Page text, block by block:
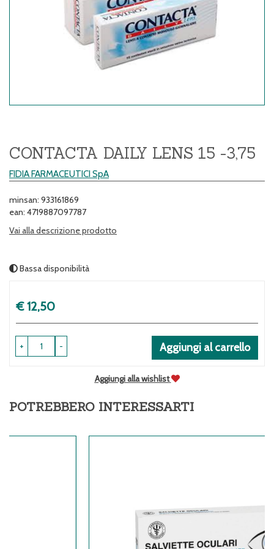
CONTACTA DAILY LENS 15 -3,75
FIDIA FARMACEUTICI SpA
minsan: 933161869
ean: 4719887097787
Vai alla descrizione prodotto
Bassa disponibilità
Prezzo
€ 12,50
-
+ Aggiungi al carrello
Aggiungi alla wishlist
POTREBBERO INTERESSARTI